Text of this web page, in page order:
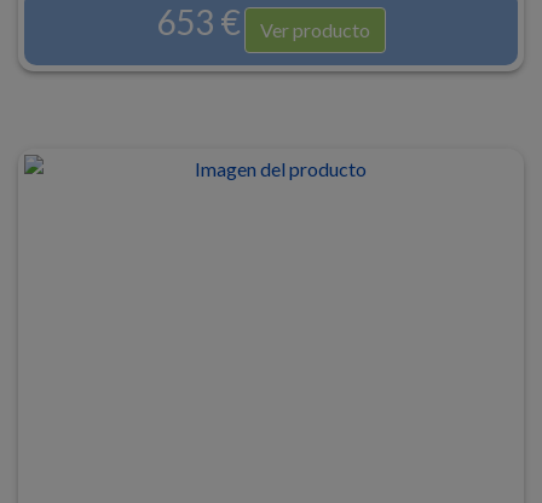
653 € Ver producto